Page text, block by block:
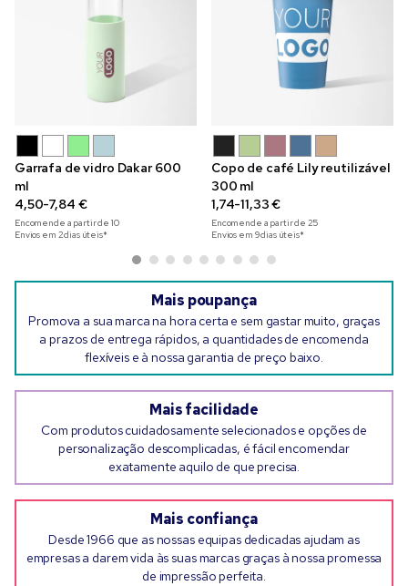
Garrafa de vidro Dakar 600
ml
4,50-7,84 €
Encomende a partir de 10
Envios em 2 dias úteis*
Copo de café Lily reutilizável
300 ml
1,74-11,33 €
Encomende a partir de 25
Envios em 9 dias úteis*
Mais poupança
Promova a sua marca na hora certa e sem gastar muito, graças
a prazos de entrega rápidos, a quantidades de encomenda
flexíveis e à nossa garantia de preço baixo.
Mais facilidade
Com produtos cuidadosamente selecionados e opções de
personalização descomplicadas, é fácil encomendar
exatamente aquilo de que precisa.
Mais confiança
Desde 1966 que as nossas equipas dedicadas ajudam as
empresas a darem vida às suas marcas graças à nossa promessa
de impressão perfeita.